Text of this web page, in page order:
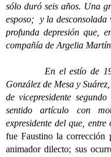
sólo duró seis años. Una
esposo; y la
profunda depresión que,
compañía de Argelia
En el estío de
González de Mesa y
de vicepresidente
sentido artículo con
expresidente del que,
fue Faustino la corrección
animador dilecto; sus